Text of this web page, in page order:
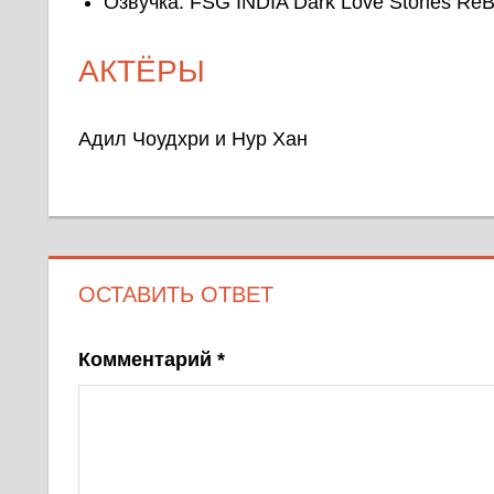
АКТЁРЫ
Адил Чоудхри и Нур Хан
ОСТАВИТЬ ОТВЕТ
Комментарий *